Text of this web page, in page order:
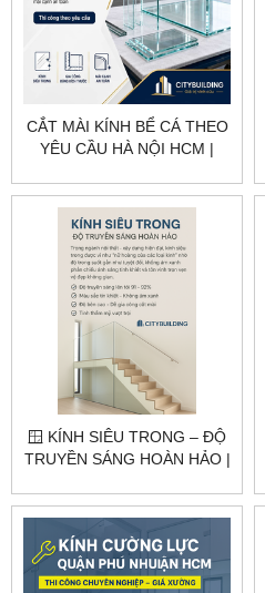
CẮT MÀI KÍNH BỂ CÁ THEO
YÊU CẦU HÀ NỘI HCM |
🪟 KÍNH SIÊU TRONG – ĐỘ
TRUYỀN SÁNG HOÀN HẢO |